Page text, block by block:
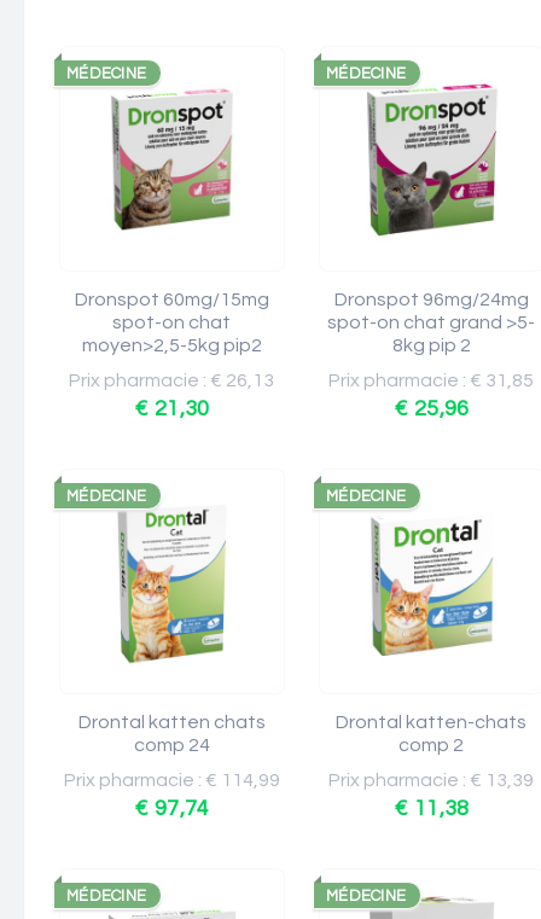
MÉDECINE
Dronspot 60mg/15mg
spot-on chat
moyen>2,5-5kg pip2
Prix pharmacie : € 26,13
€ 21,30
MÉDECINE
Dronspot 96mg/24mg
spot-on chat grand >5-
8kg pip 2
Prix pharmacie : € 31,85
€ 25,96
MÉDECINE
Drontal katten chats
comp 24
Prix pharmacie : € 114,99
€ 97,74
MÉDECINE
Drontal katten-chats
comp 2
Prix pharmacie : € 13,39
€ 11,38
MÉDECINE MÉDECINE